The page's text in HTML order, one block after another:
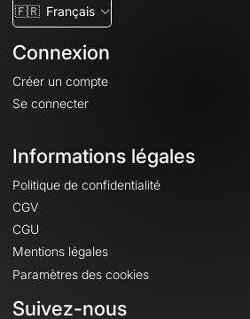
🇫🇷 Français
Connexion
Créer un compte
Se connecter
Informations légales
Politique de confidentialité
CGV
CGU
Mentions légales
Paramètres des cookies
Suivez-nous